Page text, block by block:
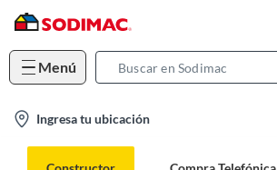
Menú
c
Ingresa tu ubicación